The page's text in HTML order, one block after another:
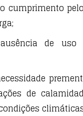
cumprimento
de uso
de